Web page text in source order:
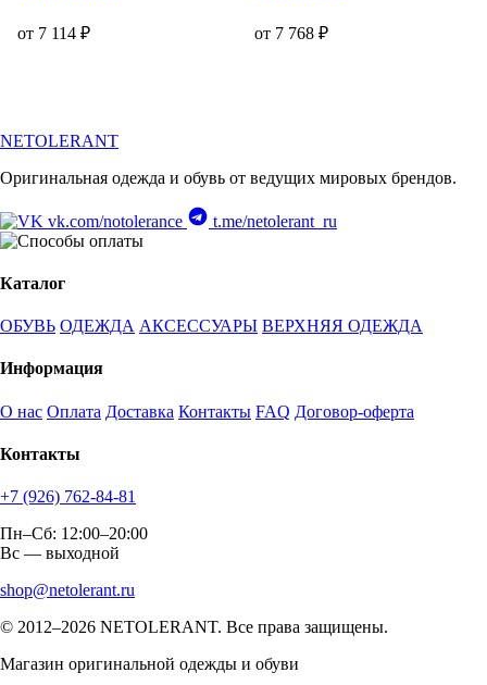
от 7 114 ₽ от 7 768 ₽
NETOLERANT
Оригинальная одежда и обувь от ведущих мировых брендов.
vk.com/notolerance t.me/netolerant_ru
Каталог
ОБУВЬ ОДЕЖДА АКСЕССУАРЫ ВЕРХНЯЯ ОДЕЖДА
Информация
О нас Оплата Доставка Контакты FAQ Договор-оферта
Контакты
+7 (926) 762-84-81
Пн–Сб: 12:00–20:00
Вс — выходной
shop@netolerant.ru
© 2012–2026 NETOLERANT. Все права защищены.
Магазин оригинальной одежды и обуви